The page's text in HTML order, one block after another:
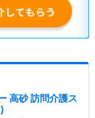
高砂 訪問介護ス